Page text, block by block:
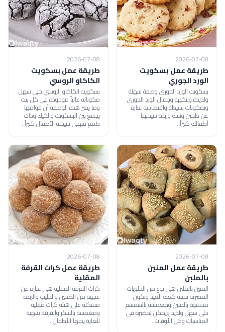
2026-07-08
طريقة عمل بسكويت
الورد الجوري
بسكويت الورد الجوري وصفة سهلة
ولذيذة وبنكهة وجمال الورد الجوري
وبمكونات بسيطة واقتصادية عبارة
عن طحين وسك وزبدة سيحبها
أطفالك كثيراً .
2026-07-08
طريقة عمل بسكويت
الكاكاو الروسي
بسكويت الكاكاو الروسي حلى سهل
مكوناته غالباً موجودة في كل بيت
وما يميز هذه الوصفة أن قوامها
يجمع بين البسكويت والكيك وذات
طعم شهي سيحبه الأطفال كثيراً .
2026-07-08
طريقة عمل المنين
بالملبن
المنين بالملبن هي نوع من الحلويات
المصرية تشبه كعك العيد وتكون
محشوة بالملبن ومغمسة بالسمسم
حلى سهل ولذيذ ويمكن تحضيره في
المناسبات وكل الأوقات .
2026-07-08
طريقة عمل كرات القرفة
المقلية
كرات القرفة المقلية هي عبارة عن
عجينة من الطحين والحليب والزبدة
مشكلة على هيئة كرات مقلية
ومغمسة بالسكر والقرفة شهية
للغاية يحبها الأطفال .